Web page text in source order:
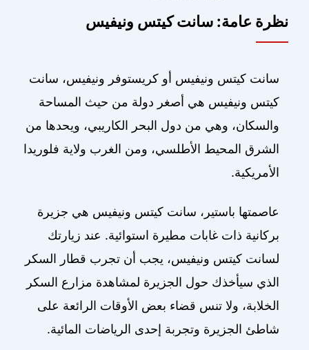
نظرة عامة: سانت كيتس ونيفيس
سانت كيتس ونيفيس أو كريستوفر ونيفيس، سانت
كيتس ونيفيس هي أصغر دولة من حيث المساحة
والسكان، وهي من دول البحر الكاريبي، ويحدها من
الشرق المحيط الأطلسي، ومن الغرب ولاية فلوريدا
الأمريكية.
عاصمتها باستير، سانت كيتس ونيفيس هي جزيرة
بركانية ذات غابات مطيرة استوائية. عند زيارتك
لسانت كيتس ونيفيس، يجب أن تجرب قطار السكر
الذي سيأخذك حول الجزيرة لمشاهدة مزارع السكر
الخلابة، ولا تنس قضاء بعض الأوقات الرائعة على
شاطئ الجزيرة وتجربة إحدى الرياضات المائية.